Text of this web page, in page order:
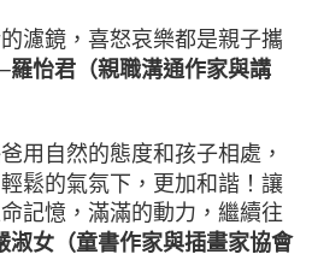
濾鏡，喜怒哀樂都是親子攜
羅怡君（親職溝通作家與講
用自然的態度和孩子相處，
鬆的氣氛下，更加和諧！讓
記憶，滿滿的動力，繼續往
女（童書作家與插畫家協會